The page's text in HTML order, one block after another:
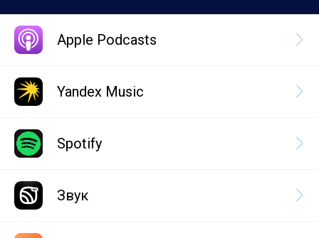
Apple Podcasts
Yandex Music
Spotify
Звук